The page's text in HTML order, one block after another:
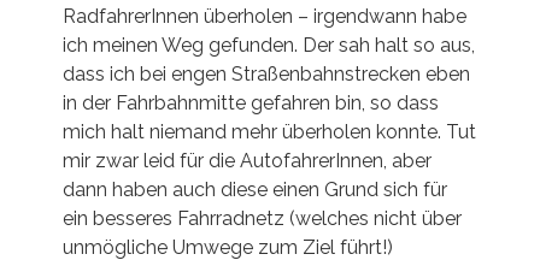
RadfahrerInnen überholen – irgendwann habe
ich meinen Weg gefunden. Der sah halt so aus,
dass ich bei engen Straßenbahnstrecken eben
in der Fahrbahnmitte gefahren bin, so dass
mich halt niemand mehr überholen konnte. Tut
mir zwar leid für die AutofahrerInnen, aber
dann haben auch diese einen Grund sich für
ein besseres Fahrradnetz (welches nicht über
unmögliche Umwege zum Ziel führt!)